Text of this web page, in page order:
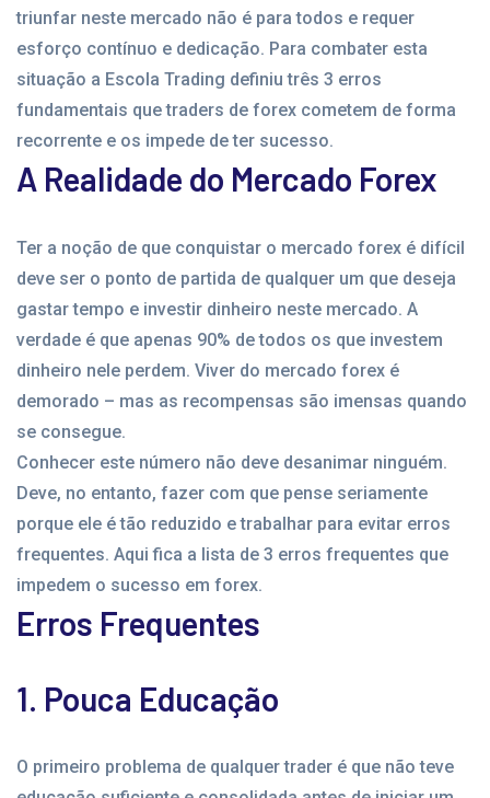
triunfar neste mercado não é para todos e requer
esforço contínuo e dedicação. Para combater esta
situação a Escola Trading definiu três 3 erros
fundamentais que traders de forex cometem de forma
recorrente e os impede de ter sucesso.
A Realidade do Mercado Forex
Ter a noção de que conquistar o mercado forex é difícil
deve ser o ponto de partida de qualquer um que deseja
gastar tempo e investir dinheiro neste mercado. A
verdade é que apenas 90% de todos os que investem
dinheiro nele perdem. Viver do mercado forex é
demorado – mas as recompensas são imensas quando
se consegue.
Conhecer este número não deve desanimar ninguém.
Deve, no entanto, fazer com que pense seriamente
porque ele é tão reduzido e trabalhar para evitar erros
frequentes. Aqui fica a lista de 3 erros frequentes que
impedem o sucesso em forex.
Erros Frequentes
1. Pouca Educação
O primeiro problema de qualquer trader é que não teve